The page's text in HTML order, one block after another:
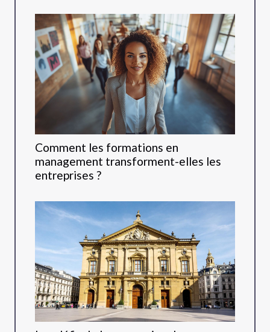
Comment les formations en
management transforment-elles les
entreprises ?